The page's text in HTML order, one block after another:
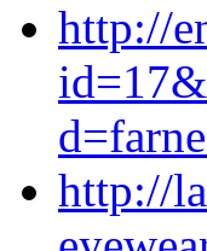
http://
http://